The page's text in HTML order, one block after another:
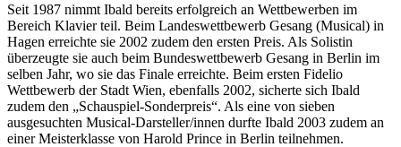
Seit 1987 nimmt Ibald bereits erfolgreich an Wettbewerben im
Bereich Klavier teil. Beim Landeswettbewerb Gesang (Musical) in
Hagen erreichte sie 2002 zudem den ersten Preis. Als Solistin
überzeugte sie auch beim Bundeswettbewerb Gesang in Berlin im
selben Jahr, wo sie das Finale erreichte. Beim ersten Fidelio
Wettbewerb der Stadt Wien, ebenfalls 2002, sicherte sich Ibald
zudem den „Schauspiel-Sonderpreis“. Als eine von sieben
ausgesuchten Musical-Darsteller/innen durfte Ibald 2003 zudem an
einer Meisterklasse von Harold Prince in Berlin teilnehmen.